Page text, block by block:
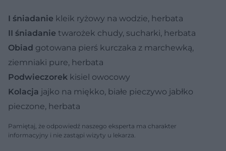
I śniadanie kleik ryżowy na wodzie, herbata
II śniadanie twarożek chudy, sucharki, herbata
Obiad gotowana pierś kurczaka z marchewką,
ziemniaki pure, herbata
Podwieczorek kisiel owocowy
Kolacja jajko na miękko, białe pieczywo jabłko
pieczone, herbata
Pamiętaj, że odpowiedź naszego eksperta ma charakter
informacyjny i nie zastąpi wizyty u lekarza.